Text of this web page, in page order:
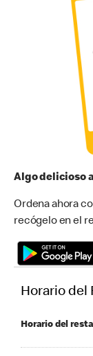
Algo delicioso
Ordena ahora
recógelo en el
Horario del
Horario del